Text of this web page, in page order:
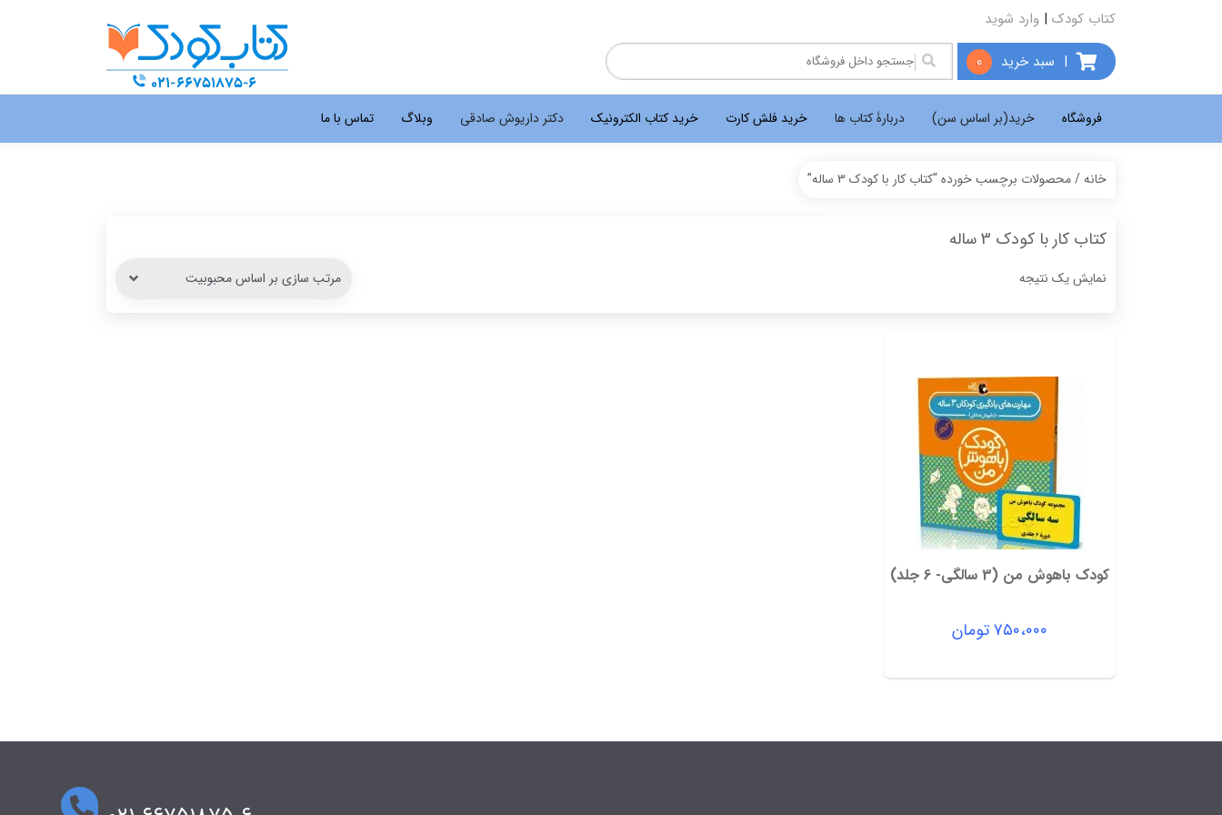
کتاب کودک | وارد شوید
| سبد خرید 0
فروشگاه خرید(بر اساس سن) دربارۀ کتاب ها خرید فلش کارت خرید کتاب الکترونیک دکتر داریوش صادقی وبلاگ تماس با ما
خانه/ محصولات برچسب خورده “کتاب کار با کودک 3 ساله”
کتاب کار با کودک 3 ساله
نمایش یک نتیجه
کودک باهوش من (3 سالگی- 6 جلد)
۷۵۰،۰۰۰تومان